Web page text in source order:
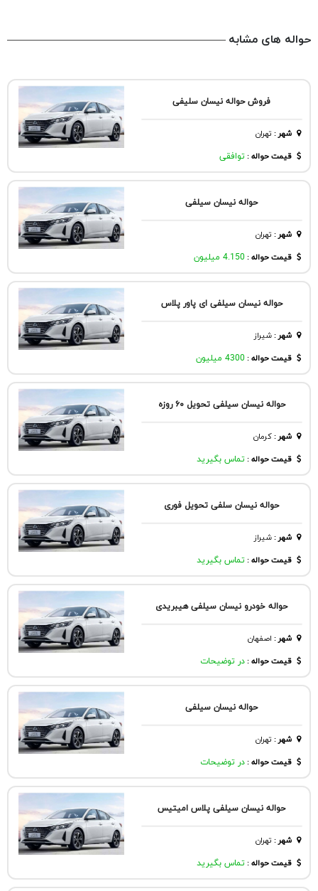
حواله های مشابه
فروش حواله نیسان سلیفی
شهر: تهران
قیمت حواله : توافقی
حواله نیسان سیلفی
شهر: تهران
قیمت حواله : 4.150 میلیون
حواله نیسان سیلفی ای پاور پلاس
شهر:شيراز
قیمت حواله : 4300 میلیون
حواله نیسان سیلفی تحویل ۶۰ روزه
شهر:كرمان
قیمت حواله : تماس بگیرید
حواله نیسان سلفی تحویل فوری
شهر:شيراز
قیمت حواله : تماس بگیرید
حواله خودرو نیسان سیلفی هیبریدی
شهر: اصفهان
قیمت حواله :در توضیحات
حواله نیسان سیلفی
شهر: تهران
قیمت حواله :در توضیحات
حواله نیسان سیلفی پلاس امیتیس
شهر: تهران
قیمت حواله : تماس بگیرید